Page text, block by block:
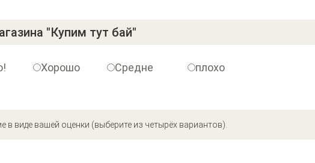
"Купим тут бай"
Хорошо Средне плохо
в виде вашей оценки (выберите из четырёх вариантов).